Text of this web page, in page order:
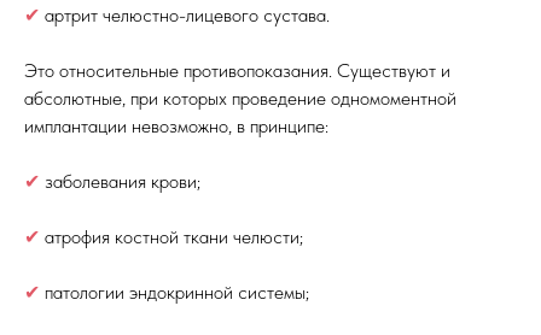
✔ артрит челюстно-лицевого сустава.
Это относительные противопоказания. Существуют и
абсолютные, при которых проведение одномоментной
имплантации невозможно, в принципе:
✔ заболевания крови;
✔ атрофия костной ткани челюсти;
✔ патологии эндокринной системы;